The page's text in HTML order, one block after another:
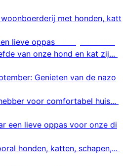
met honden, katt
lieve oppas
van onze hond en kat zij...
Genieten van de nazo
voor comfortabel huis...
een lieve oppas voor onze di
honden, katten, schapen,...